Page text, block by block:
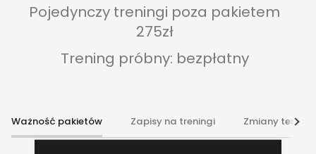
Pojedynczy treningi poza pakietem
275zł
Trening próbny: bezpłatny
Ważność pakietów Zapisy na treningi Zmiany